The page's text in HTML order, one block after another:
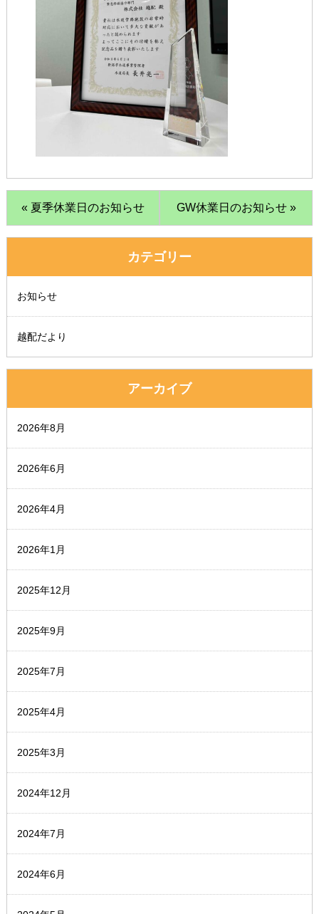
« 夏季休業日のお知らせ GW休業日のお知らせ »
カテゴリー
お知らせ
越配だより
アーカイブ
2026年8月
2026年6月
2026年4月
2026年1月
2025年12月
2025年9月
2025年7月
2025年4月
2025年3月
2024年12月
2024年7月
2024年6月